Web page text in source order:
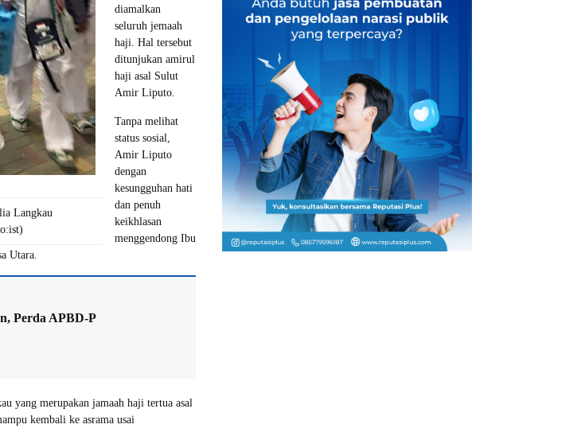
Langkau
diamalkan
seluruh jemaah
haji. Hal tersebut
ditunjukan amirul
haji asal Sulut
Amir Liputo.
Tanpa melihat
status sosial,
Amir Liputo
dengan
kesungguhan hati
dan penuh
keikhlasan
menggendong Ibu
Utara.
Perda APBD-P
yang merupakan jamaah haji tertua asal
kembali ke asrama usai